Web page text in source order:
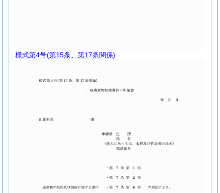
様式第4号(第15条、第17条関係)